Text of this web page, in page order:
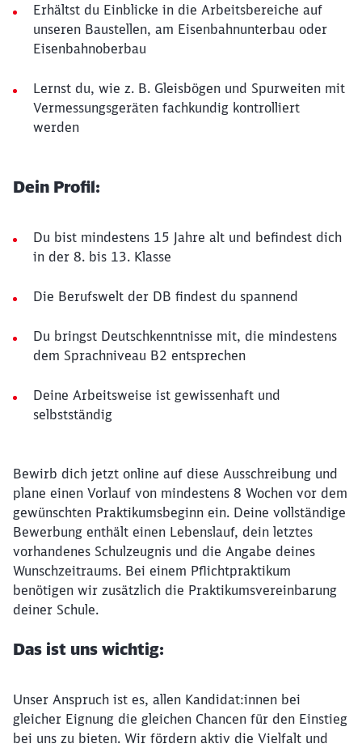
Erhältst du Einblicke in die Arbeitsbereiche auf
unseren Baustellen, am Eisenbahnunterbau oder
Eisenbahnoberbau
Lernst du, wie z. B. Gleisbögen und Spurweiten mit
Vermessungsgeräten fachkundig kontrolliert
werden
Dein Profil:
Du bist mindestens 15 Jahre alt und befindest dich
in der 8. bis 13. Klasse
Die Berufswelt der DB findest du spannend
Du bringst Deutschkenntnisse mit, die mindestens
dem Sprachniveau B2 entsprechen
Deine Arbeitsweise ist gewissenhaft und
selbstständig
Bewirb dich jetzt online auf diese Ausschreibung und
plane einen Vorlauf von mindestens 8 Wochen vor dem
gewünschten Praktikumsbeginn ein. Deine vollständige
Bewerbung enthält einen Lebenslauf, dein letztes
vorhandenes Schulzeugnis und die Angabe deines
Wunschzeitraums. Bei einem Pflichtpraktikum
benötigen wir zusätzlich die Praktikumsvereinbarung
deiner Schule.
Das ist uns wichtig:
Unser Anspruch ist es, allen Kandidat:innen bei
gleicher Eignung die gleichen Chancen für den Einstieg
bei uns zu bieten. Wir fördern aktiv die Vielfalt und